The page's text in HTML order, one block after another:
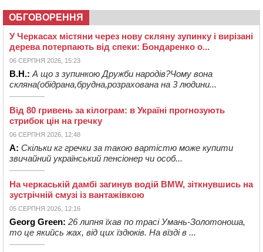
ОБГОВОРЕННЯ
У Черкасах містяни через нову скляну зупинку і вирізані
дерева потерпають від спеки: Бондаренко о...
06 СЕРПНЯ 2026, 15:23
В.Н.: А що з зупинкою Дружби народів?Чому вона
скляна(обідрана,брудна,розрахована на 3 людини...
Від 80 гривень за кілограм: в Україні прогнозують
стрибок цін на гречку
06 СЕРПНЯ 2026, 12:48
А: Скільки кг гречки за такою вартістю може купити
звичайний український пенсіонер чи особ...
На черкаській дамбі загинув водій BMW, зіткнувшись на
зустрічній смузі із вантажівкою
05 СЕРПНЯ 2026, 12:16
Georg Green: 26 липня їхав по трасі Умань-Золотоноша,
то це якийсь жах, від цих їздюків. На вїзді в ...